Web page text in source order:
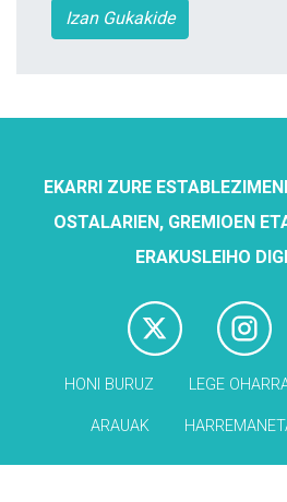
Izan Gukakide
EKARRI ZURE
OSTALARIEN, GREMIOEN
ERAKUSLEIHO
HONI BURUZ LEGE
ARAUAK